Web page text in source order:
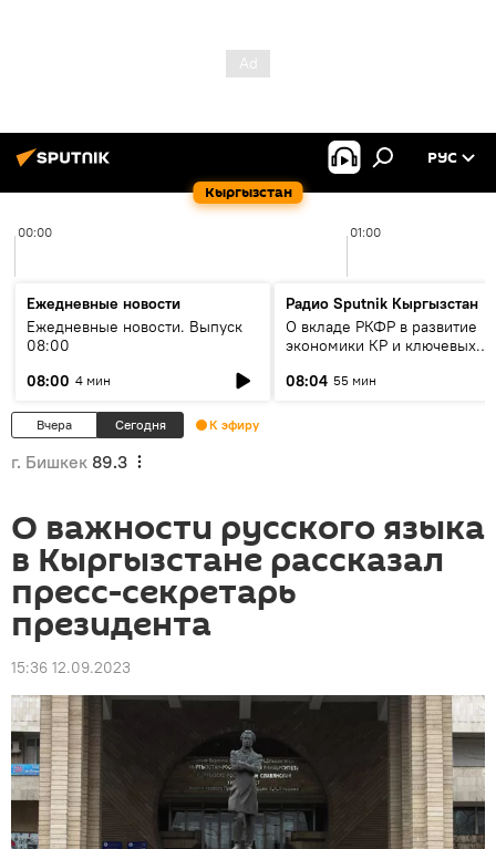
Кыргызстан
РУС
00:00 01:00
Ежедневные новости
Ежедневные новости. Выпуск
08:00
08:00 4 мин
Радио Sputnik Кыргызстан
О вкладе РКФР в развитие
экономики КР и ключевых
08:04 55 мин
Вчера Сегодня К эфиру
г. Бишкек 89.3
О важности русского языка
в Кыргызстане рассказал
пресс-секретарь
президента
15:36 12.09.2023